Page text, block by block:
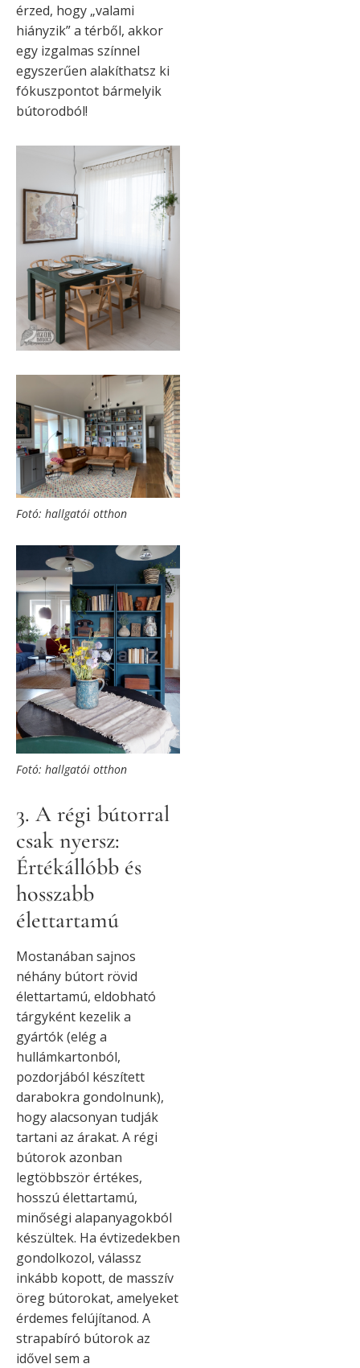
érzed, hogy „valami
hiányzik” a térből, akkor
egy izgalmas színnel
egyszerűen alakíthatsz ki
fókuszpontot bármelyik
bútorodból!
Fotó: hallgatói otthon
Fotó: hallgatói otthon
3. A régi bútorral
csak nyersz:
Értékállóbb és
hosszabb
élettartamú
Mostanában sajnos
néhány bútort rövid
élettartamú, eldobható
tárgyként kezelik a
gyártók (elég a
hullámkartonból,
pozdorjából készített
darabokra gondolnunk),
hogy alacsonyan tudják
tartani az árakat. A régi
bútorok azonban
legtöbbször értékes,
hosszú élettartamú,
minőségi alapanyagokból
készültek. Ha évtizedekben
gondolkozol, válassz
inkább kopott, de masszív
öreg bútorokat, amelyeket
érdemes felújítanod. A
strapabíró bútorok az
idővel sem a